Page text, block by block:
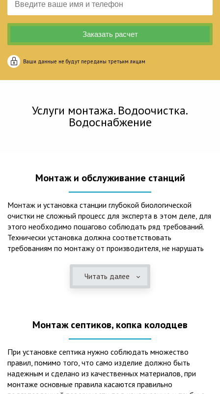
Ваши данные не будут переданы третьим лицам
Услуги монтажа. Водоочистка.
Водоснабжение
Монтаж и обслуживание станций
Монтаж и установка станции глубокой биологической
очистки не сложный процесс для эксперта в этом деле, для
этого необходимо пошагово соблюдать ряд требований.
Технически установка должна соответствовать
требованиям по монтажу от производителя, не нарушать
представления о требованиях ПУЭ, ведь не качественный
монтаж может привезти не только к выходу из строя
вод – самый эффективный способ из всех существующих
оборудования вода может применяться для хозяйственных
нужд и полива огорода, а остатки ила при чистке могут
стать эффективным удобрением. Нет необходимости
тратить средства на ассенизаторскую машину. Системы
Читать далее
Монтаж септиков, копка колодцев
При установке септика нужно соблюдать множество
правил, помимо того, что само изделие должно быть
надежным и сделано из качественных материалов, при
монтаже основные правила касаются правильно